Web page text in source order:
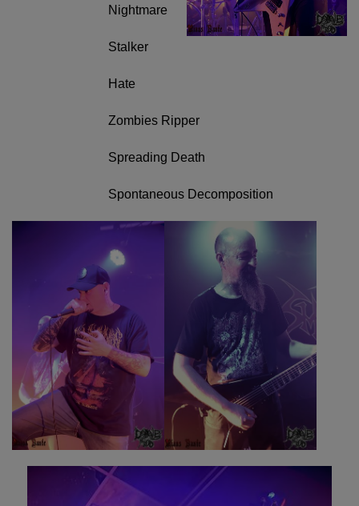
Nightmare
Stalker
Hate
Zombies Ripper
Spreading Death
Spontaneous Decomposition